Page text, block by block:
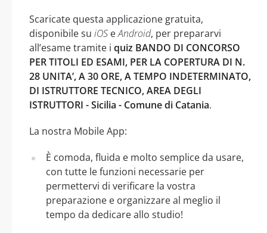
Scaricate questa applicazione gratuita,
disponibile su iOS eAndroid, per prepararvi
all’esame tramite i quiz BANDO DI CONCORSO
PER TITOLI ED ESAMI, PER LA COPERTURA DI N.
28 UNITA’, A 30 ORE, A TEMPO INDETERMINATO,
DI ISTRUTTORE TECNICO, AREA DEGLI
ISTRUTTORI - Sicilia - Comune di Catania.
La nostra Mobile App:
È comoda, fluida e molto semplice da usare,
con tutte le funzioni necessarie per
permettervi di verificare la vostra
preparazione e organizzare al meglio il
tempo da dedicare allo studio!